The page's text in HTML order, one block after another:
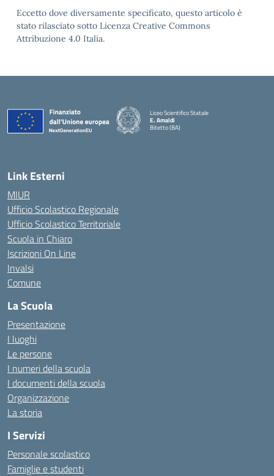
Eccetto dove diversamente specificato, questo articolo è
stato rilasciato sotto Licenza Creative Commons
Attribuzione 4.0 Italia.
Liceo Scientifico Statale
E. Amaldi
Bitetto (BA)
Link Esterni
MIUR
Ufficio Scolastico Regionale
Ufficio Scolastico Territoriale
Scuola in Chiaro
Iscrizioni On Line
Invalsi
Comune
La Scuola
Presentazione
I luoghi
Le persone
I numeri della scuola
I documenti della scuola
Organizzazione
La storia
I Servizi
Personale scolastico
Famiglie e studenti